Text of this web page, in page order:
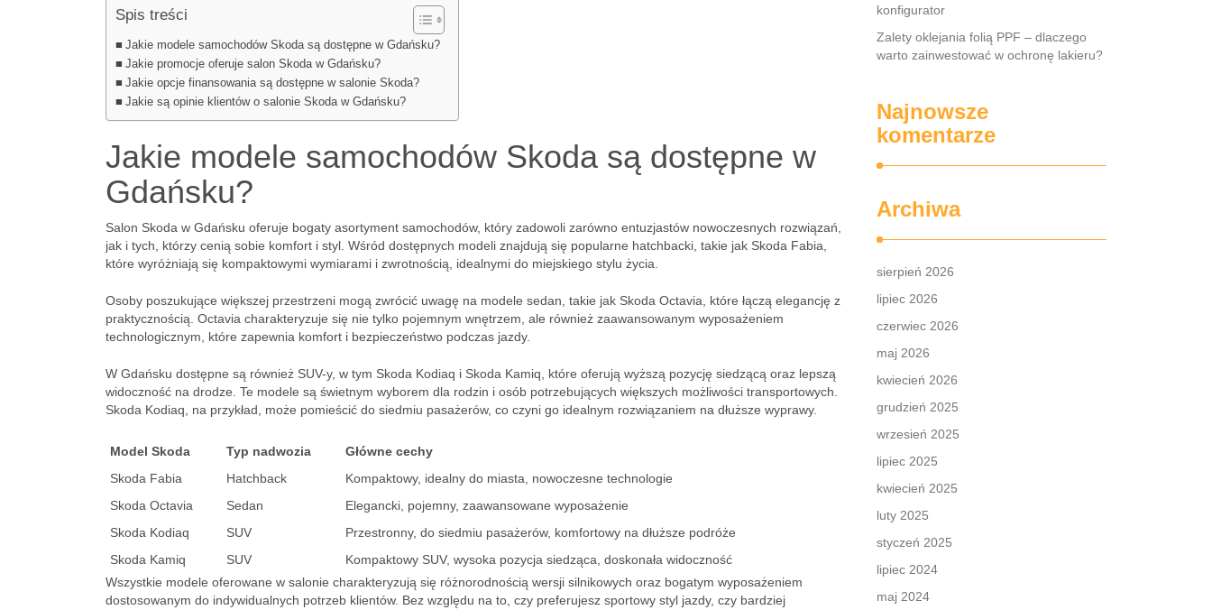
Spis treści
Jakie modele samochodów Skoda są dostępne w Gdańsku?
Jakie promocje oferuje salon Skoda w Gdańsku?
Jakie opcje finansowania są dostępne w salonie Skoda?
Jakie są opinie klientów o salonie Skoda w Gdańsku?
Jakie modele samochodów Skoda są dostępne w
Gdańsku?
Salon Skoda w Gdańsku oferuje bogaty asortyment samochodów, który zadowoli zarówno entuzjastów nowoczesnych rozwiązań,
jak i tych, którzy cenią sobie komfort i styl. Wśród dostępnych modeli znajdują się popularne hatchbacki, takie jak Skoda Fabia,
które wyróżniają się kompaktowymi wymiarami i zwrotnością, idealnymi do miejskiego stylu życia.
Osoby poszukujące większej przestrzeni mogą zwrócić uwagę na modele sedan, takie jak Skoda Octavia, które łączą elegancję z
praktycznością. Octavia charakteryzuje się nie tylko pojemnym wnętrzem, ale również zaawansowanym wyposażeniem
technologicznym, które zapewnia komfort i bezpieczeństwo podczas jazdy.
W Gdańsku dostępne są również SUV-y, w tym Skoda Kodiaq i Skoda Kamiq, które oferują wyższą pozycję siedzącą oraz lepszą
widoczność na drodze. Te modele są świetnym wyborem dla rodzin i osób potrzebujących większych możliwości transportowych.
Skoda Kodiaq, na przykład, może pomieścić do siedmiu pasażerów, co czyni go idealnym rozwiązaniem na dłuższe wyprawy.
Model Skoda Typ nadwozia
Główne cechy
Skoda Fabia
Hatchback
Kompaktowy, idealny do miasta, nowoczesne technologie
Skoda Octavia
Sedan
Elegancki, pojemny, zaawansowane wyposażenie
Skoda Kodiaq
SUV
Przestronny, do siedmiu pasażerów, komfortowy na dłuższe podróże
Skoda Kamiq
SUV
Kompaktowy SUV, wysoka pozycja siedząca, doskonała widoczność
Wszystkie modele oferowane w salonie charakteryzują się różnorodnością wersji silnikowych oraz bogatym wyposażeniem
dostosowanym do indywidualnych potrzeb klientów. Bez względu na to, czy preferujesz sportowy styl jazdy, czy bardziej
konfigurator
Zalety oklejania folią PPF – dlaczego
warto zainwestować w ochronę lakieru?
Najnowsze
komentarze
Archiwa
sierpień 2026
lipiec 2026
czerwiec 2026
maj 2026
kwiecień 2026
grudzień 2025
wrzesień 2025
lipiec 2025
kwiecień 2025
luty 2025
styczeń 2025
lipiec 2024
maj 2024